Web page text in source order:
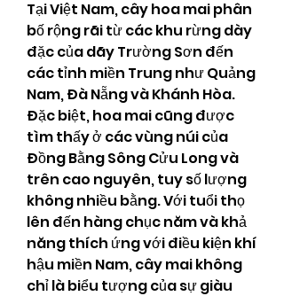
Tại Việt Nam, cây hoa mai phân
bố rộng rãi từ các khu rừng dày
đặc của dãy Trường Sơn đến
các tỉnh miền Trung như Quảng
Nam, Đà Nẵng và Khánh Hòa.
Đặc biệt, hoa mai cũng được
tìm thấy ở các vùng núi của
Đồng Bằng Sông Cửu Long và
trên cao nguyên, tuy số lượng
không nhiều bằng. Với tuổi thọ
lên đến hàng chục năm và khả
năng thích ứng với điều kiện khí
hậu miền Nam, cây mai không
chỉ là biểu tượng của sự giàu